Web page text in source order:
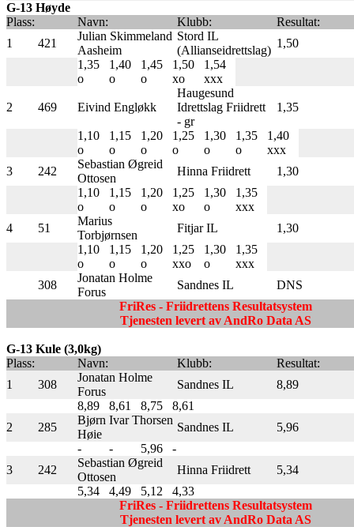
G-13 Høyde
Plass:
Navn: Klubb:
Resultat:
1
421
Julian Skimmeland
Aasheim
Stord IL
(Allianseidrettslag)
1,50
1,35
o
1,40
o
1,45
o
1,50
xo
1,54
xxx
2 469 Eivind Engløkk
Haugesund
Idrettslag Friidrett
- gr
1,35
1,10
o
1,15
o
1,20
o
1,25
o
1,30
o
1,35
o
1,40
xxx
3
242
Sebastian Øgreid
Ottosen
Hinna Friidrett
1,30
1,10
o
1,15
o
1,20
o
1,25
xo
1,30
o
1,35
xxx
4
51
Marius
Torbjørnsen
Fitjar IL
1,30
1,10
o
1,15
o
1,20
o
1,25
xxo
1,30
o
1,35
xxx
308
Jonatan Holme
Forus
Sandnes IL
DNS
FriRes - Friidrettens Resultatsystem
Tjenesten levert av AndRo Data AS
G-13 Kule (3,0kg)
Plass:
Navn: Klubb:
Resultat:
1
308
Jonatan Holme
Forus
Sandnes IL
8,89
8,89
8,61 8,75
8,61
2
285
Bjørn Ivar Thorsen
Høie
Sandnes IL
5,96
-
- 5,96
-
3
242
Sebastian Øgreid
Ottosen
Hinna Friidrett
5,34
5,34
4,49 5,12
4,33
FriRes - Friidrettens Resultatsystem
Tjenesten levert av AndRo Data AS